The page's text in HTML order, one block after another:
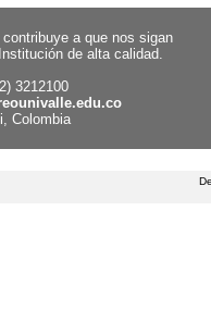
a que nos sigan
de alta calidad.
3212100
Colombia